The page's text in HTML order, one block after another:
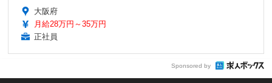
大阪府
月給28万円～35万円
正社員
Sponsored by